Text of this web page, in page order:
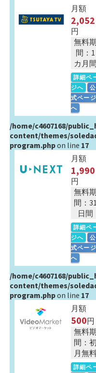
月額
2,052
円
無料期
間：1
カ月間
詳細ペ
ジへ
公
式ページ
へ
/home/c4607168/
content/themes/
program.phpon line 17
月額
1,990
円
無料期
間：31
日間
詳細ペ
ジへ
公
式ページ
へ
/home/c4607168/
content/themes/
program.phpon line 17
月額
500円
無料期
間：初
月無
詳細ペ